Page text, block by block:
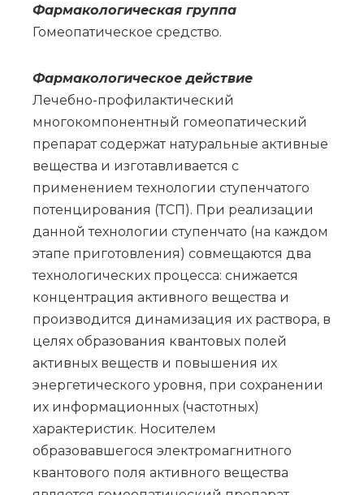
Фар­ма­ко­ло­ги­че­ская груп­па
Го­мео­па­ти­че­ское сред­ство.
Фармакологическое действие
Лечебно-профилактический
многокомпонентный гомеопатический
препарат содержат натуральные активные
вещества и изготавливается с
применением технологии ступенчатого
потенцирования (ТСП). При реализации
данной технологии ступенчато (на каждом
этапе приготовления) совмещаются два
технологических процесса: снижается
концентрация активного вещества и
производится динамизация их раствора, в
целях образования квантовых полей
активных веществ и повышения их
энергетического уровня, при сохранении
их информационных (частотных)
характеристик. Носителем
образовавшегося электромагнитного
квантового поля активного вещества